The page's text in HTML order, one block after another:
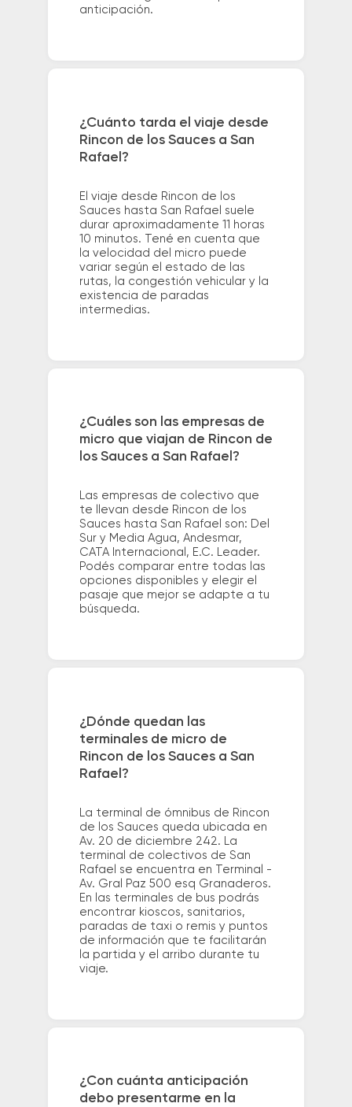
anticipación.
¿Cuánto tarda el viaje desde
Rincon de los Sauces a San
Rafael?
El viaje desde Rincon de los
Sauces hasta San Rafael suele
durar aproximadamente 11 horas
10 minutos. Tené en cuenta que
la velocidad del micro puede
variar según el estado de las
rutas, la congestión vehicular y la
existencia de paradas
intermedias.
¿Cuáles son las empresas de
micro que viajan de Rincon de
los Sauces a San Rafael?
Las empresas de colectivo que
te llevan desde Rincon de los
Sauces hasta San Rafael son: Del
Sur y Media Agua, Andesmar,
CATA Internacional, E.C. Leader.
Podés comparar entre todas las
opciones disponibles y elegir el
pasaje que mejor se adapte a tu
búsqueda.
¿Dónde quedan las
terminales de micro de
Rincon de los Sauces a San
Rafael?
La terminal de ómnibus de Rincon
de los Sauces queda ubicada en
Av. 20 de diciembre 242. La
terminal de colectivos de San
Rafael se encuentra en Terminal -
Av. Gral Paz 500 esq Granaderos.
En las terminales de bus podrás
encontrar kioscos, sanitarios,
paradas de taxi o remis y puntos
de información que te facilitarán
la partida y el arribo durante tu
viaje.
¿Con cuánta anticipación
debo presentarme en la